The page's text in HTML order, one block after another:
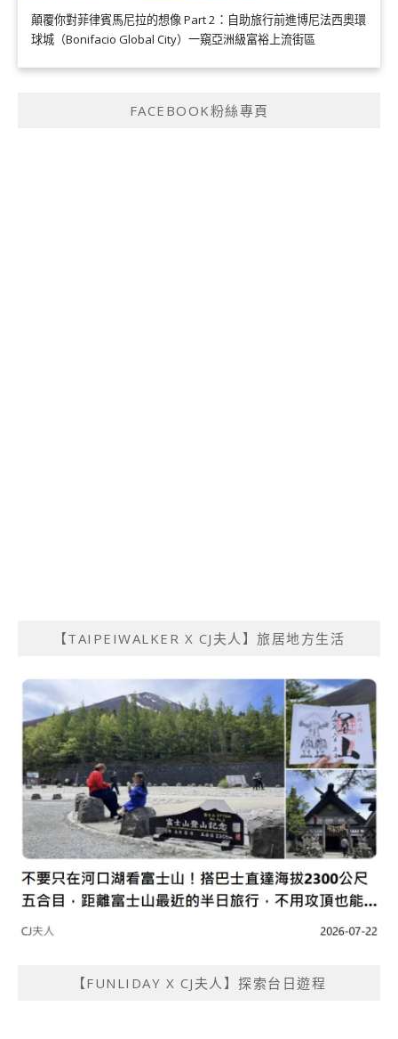
顛覆你對菲律賓馬尼拉的想像 Part 2：自助旅行前進博尼法西奧環
球城（Bonifacio Global City）一窺亞洲級富裕上流街區
FACEBOOK粉絲專頁
【TAIPEIWALKER X CJ夫人】旅居地方生活
【FUNLIDAY X CJ夫人】探索台日遊程